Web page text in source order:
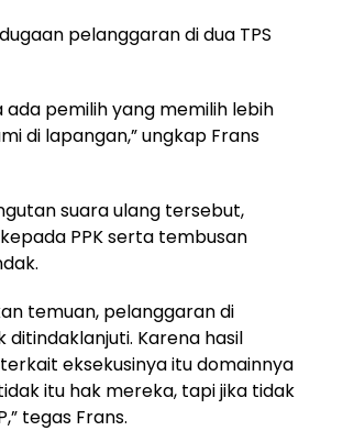
pelanggaran di dua TPS
ada pemilih yang memilih lebih
di lapangan,” ungkap Frans
suara ulang tersebut,
PPK serta tembusan
temuan, pelanggaran di
ditindaklanjuti. Karena hasil
eksekusinya itu domainnya
itu hak mereka, tapi jika tidak
tegas Frans.